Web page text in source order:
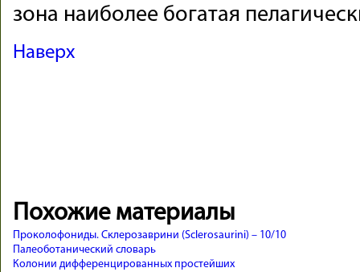
зона наиболее богатая
Наверх
Похожие материалы
Проколофониды. Склерозаврини (Sclerosaurini) – 10/10
Палеоботанический словарь
Колонии дифференцированных простейших